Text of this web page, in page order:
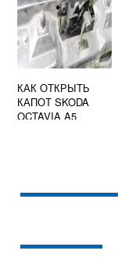
КАК ОТКРЫТЬ
КАПОТ SKODA
OCTAVIA A5